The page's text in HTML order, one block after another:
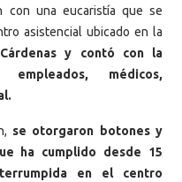
con una eucaristía que se
asistencial ubicado en la
y contó con la
médicos,
se otorgaron botones y
ha cumplido desde 15
en el centro